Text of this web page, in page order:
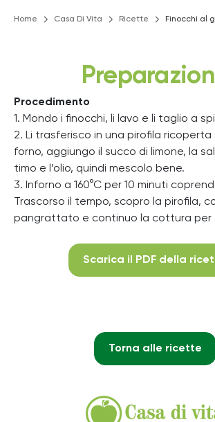
Home Casa Di Vita Ricette Finocchi al
Procedimento
1. Mondo i finocchi, li lavo e li taglio a
2. Li trasferisco in una pirofila
forno, aggiungo il succo di limone, la
timo e l’olio, quindi mescolo bene.
3. Inforno a 160°C per 10 minuti
Trascorso il tempo, scopro la pirofila,
pangrattato e continuo la cottura per
Scarica il PDF della
Torna alle ricette